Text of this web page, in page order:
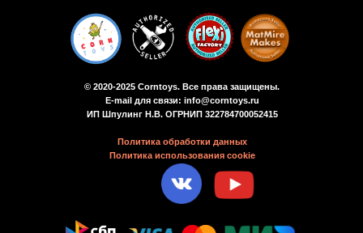
© 2020-2025 Corntoys. Все права защищены.
E-mail для связи: info@corntoys.ru
ИП Шпулинг Н.В. ОГРНИП 322784700052415
Политика обработки данных
Политика использования cookie